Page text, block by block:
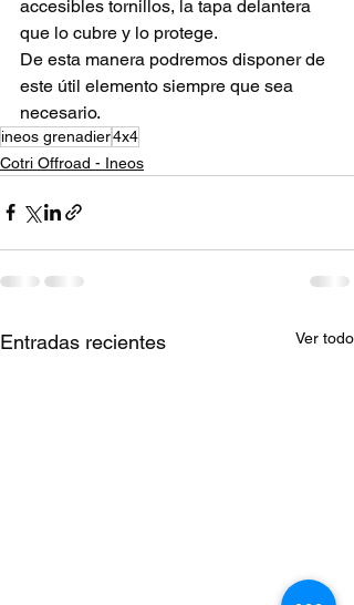
accesibles tornillos, la tapa delantera
que lo cubre y lo protege.
De esta manera podremos disponer de
este útil elemento siempre que sea
necesario.
ineos grenadier4x4
Cotri Offroad - Ineos
Entradas recientes Ver todo